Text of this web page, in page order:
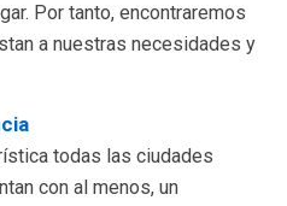
Por tanto, encontraremos
a nuestras necesidades y
todas las ciudades
con al menos, un